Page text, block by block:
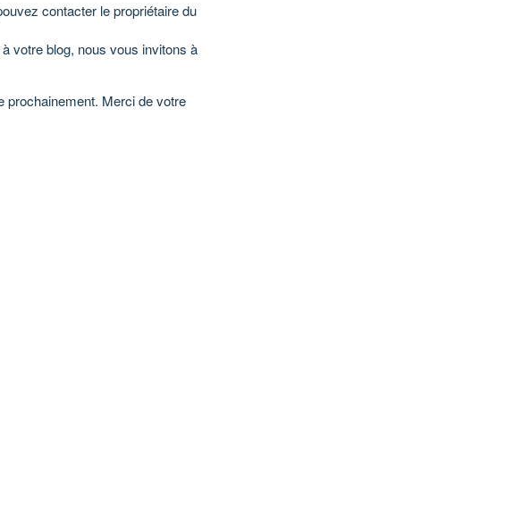
contacter le propriétaire du
votre blog, nous vous invitons à
prochainement. Merci de votre